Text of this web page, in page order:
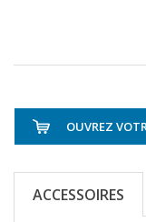
OUVREZ
ACCESSOIRES